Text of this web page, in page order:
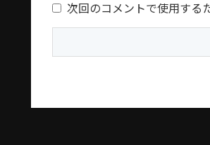
次回のコメントで使用する